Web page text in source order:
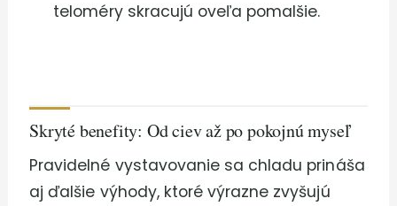
teloméry skracujú oveľa pomalšie.
Skryté benefity: Od ciev až po pokojnú myseľ
Pravidelné vystavovanie sa chladu prináša
aj ďalšie výhody, ktoré výrazne zvyšujú